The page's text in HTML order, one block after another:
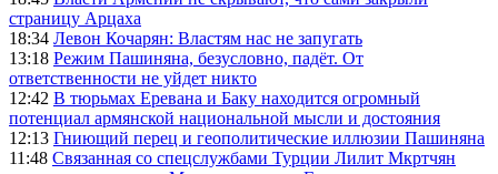
страницу Арцаха
18:34 Левон Кочарян: Властям нас не запугать
13:18 Режим Пашиняна, безусловно, падёт. От
ответственности не уйдет никто
12:42 В тюрьмах Еревана и Баку находится огромный
потенциал армянской национальной мысли и достояния
12:13 Гниющий перец и геополитические иллюзии Пашиняна
11:48 Связанная со спецслужбами Турции Лилит Мкртчян